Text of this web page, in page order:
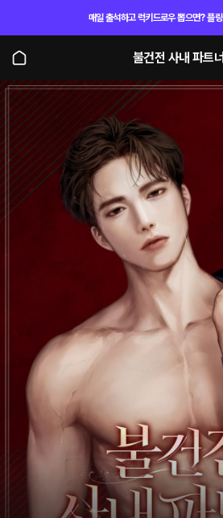
매일 출석하고 럭키드로우 뽑으면? 플
불건전 사내 파트너